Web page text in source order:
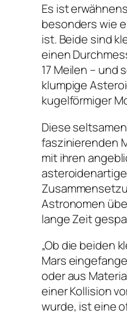
Es ist
besonders wie
ist. Beide sind
einen
17 Meilen – und
klumpige
kugelförmiger
Diese
faszinierenden
mit ihren
Astronomen
lange Zeit
„Ob die beiden
Mars
oder aus
einer Kollision
wurde, ist eine